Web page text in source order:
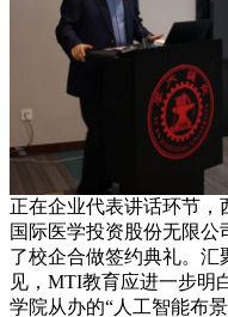
正在企业代表讲话环节
国际医学投资股份无限
了校企合做签约典礼。汇
见，MTI教育应进一步明
学院从办的“人工智能布